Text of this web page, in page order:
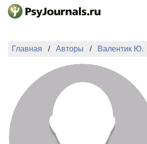
Перейти к основному содержанию
НОВОСТИ
АВТОРЫ
ПОДАТЬ РУКОПИСЬ
БАЗА ЗНАНИЙ
КЛЮЧЕВЫЕ СЛОВА
Регистрация
Главная Авторы Валентик Ю.